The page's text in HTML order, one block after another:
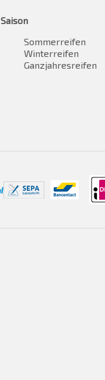
Saison
Sommerreifen
Winterreifen
Ganzjahresreifen